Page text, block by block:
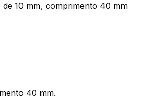
10 mm, comprimento 40 mm
40 mm.